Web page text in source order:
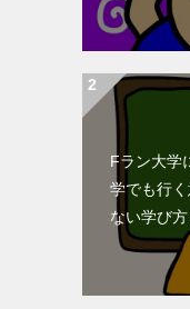
Fラン大学
学でも行
ない学び